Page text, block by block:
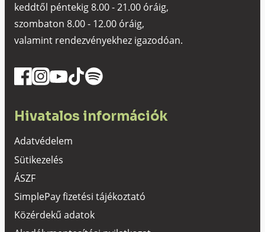
keddtől péntekig 8.00 - 21.00 óráig,
szombaton 8.00 - 12.00 óráig,
valamint rendezvényekhez igazodóan.
Hivatalos információk
Adatvédelem
Sütikezelés
ÁSZF
SimplePay fizetési tájékoztató
Közérdekű adatok